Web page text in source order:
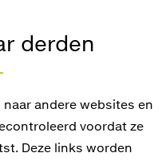
derden
andere websites en
voordat ze
Deze links worden